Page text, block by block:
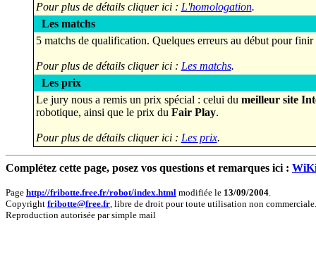
Pour plus de détails cliquer ici : L'homologation.
Les matchs
5 matchs de qualification. Quelques erreurs au début pour finir
Pour plus de détails cliquer ici : Les matchs.
Les prix
Le jury nous a remis un prix spécial : celui du meilleur site
robotique, ainsi que le prix du Fair Play.
Pour plus de détails cliquer ici : Les prix.
Complétez cette page, posez vos questions et remarques ici :
Page http://fribotte.free.fr/robot/index.html modifiée le 13/09/2004.
Copyright fribotte@free.fr, libre de droit pour toute utilisation non commerciale.
Reproduction autorisée par simple mail